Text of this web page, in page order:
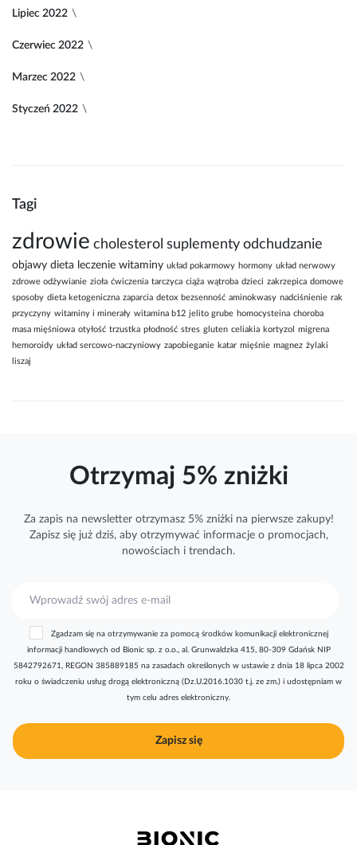
Lipiec 2022
Czerwiec 2022
Marzec 2022
Styczeń 2022
Tagi
zdrowie cholesterol suplementy odchudzanie
objawy dieta leczenie witaminy układ pokarmowy hormony układ nerwowy
zdrowe odżywianie zioła ćwiczenia tarczyca ciąża wątroba dzieci zakrzepica domowe
sposoby dieta ketogeniczna zaparcia detox bezsenność aminokwasy nadciśnienie rak
przyczyny witaminy i minerały witamina b12 jelito grube homocysteina choroba
masa mięśniowa otyłość trzustka płodność stres gluten celiakia kortyzol
migrena
hemoroidy układ sercowo-naczyniowy zapobieganie katar mięśnie magnez żylaki
liszaj
Otrzymaj 5% zniżki
Za zapis na newsletter otrzymasz 5% zniżki na pierwsze zakupy!
Zapisz się już dziś, aby otrzymywać informacjeo promocjach,
nowościach i trendach.
r
y
j
n
Zapisz się
Zgadzam się na otrzymywanie za pomocą środków komunikacji elektronicznej
informacji handlowych od Bionic sp. z o.o., al. Grunwaldzka 415, 80-309 Gdańsk NIP
5842792671, REGON 385889185 na zasadach określonych w ustawie z dnia 18 lipca 2002
roku o świadczeniu usług drogą elektroniczną (Dz.U.2016.1030 t.j. ze zm.) i udostępniam w
tym celu adres elektroniczny.